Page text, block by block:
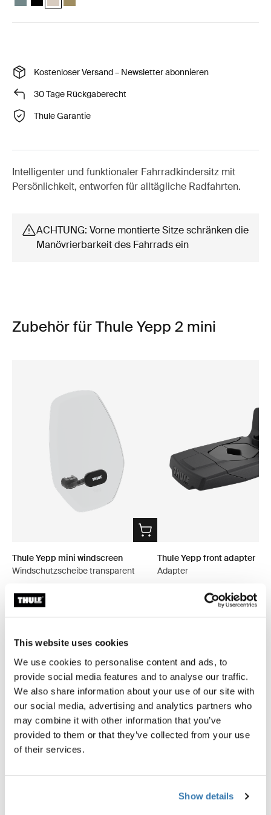
This website uses cookies
We use cookies to personalise content and ads, to
provide social media features and to analyse our traffic.
We also share information about your use of our site with
our social media, advertising and analytics partners who
may combine it with other information that you’ve
provided to them or that they’ve collected from your use
of their services.
Show details
Kostenloser Versand – Newsletter abonnieren
30 Tage Rückgaberecht
Thule Garantie
Intelligenter und funktionaler Fahrradkindersitz mit
Persönlichkeit, entworfen für alltägliche Radfahrten.
ACHTUNG: Vorne montierte Sitze schränken die
Manövrierbarkeit des Fahrrads ein
Zubehör für Thule Yepp 2 mini
Thule Yepp mini windscreen
Windschutzscheibe transparent
Thule Yepp front adapter
Adapter
Toggle overview
Beschreibung des Produkts
Toggle features
Alle Eigenschaften
Toggle techspec
Technische Daten